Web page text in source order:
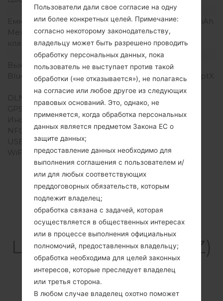
Аккумулятор и клавиатура
Емкость аккумулятора
Съемный Li-Ion 2800 mAh
Механическая
клавиатура
-
Интерфейсы
Выход для аудио
3.5mm jack
Bluetooth
Версия 4.2, A2DP, LE, aptX
HD
DLNA
Есть
GPS
A-GPS, GLONASS, BDS
Инфракрасный порт
Есть
NFC
Есть
USB
WiFi
Wi-Fi 802.11 a/b/g/n/ac,
dual-band, Wi-Fi Direct,
hotspot
Cтатьи
LGUS992Z(LGUS992Z)
akaLG G5
Пользователи дали свое согласие на одну
или более конкретных целей. Примечание:
согласно некоторому законодательству,
владельцу может быть разрешено проводить
обработку персональных данных, пока
пользователь не выступает против такой
обработки («не отказывается»), не полагаясь
на согласие или любое другое из следующих
правовых оснований. Это, однако, не
применяется, когда обработка персональных
данных является предметом Закона ЕС о
защите данных;
предоставление данных необходимо для
выполнения соглашения с пользователем и/
или для любых соответствующих
преддоговорных обязательств, которым
подлежит владелец;
обработка связана с задачей, которая
осуществляется в общественных интересах
или в процессе выполнения официальных
полномочий, предоставленных владельцу;
обработка необходима для целей законных
интересов, которые преследует владелец
или третья сторона.
В любом случае владелец охотно поможет